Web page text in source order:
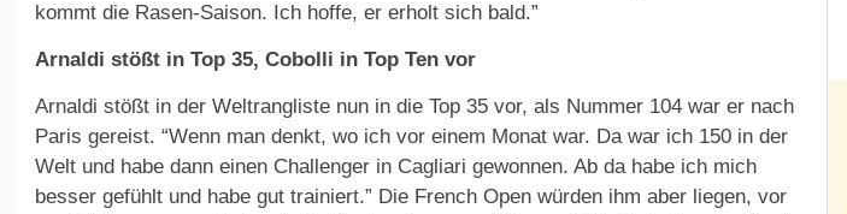
kommt die Rasen-Saison. Ich hoffe, er erholt sich bald.”
Arnaldi stößt in Top 35, Cobolli in Top Ten vor
Arnaldi stößt in der Weltrangliste nun in die Top 35 vor, als Nummer 104 war er nach
Paris gereist. “Wenn man denkt, wo ich vor einem Monat war. Da war ich 150 in der
Welt und habe dann einen Challenger in Cagliari gewonnen. Ab da habe ich mich
besser gefühlt und habe gut trainiert.” Die French Open würden ihm aber liegen, vor